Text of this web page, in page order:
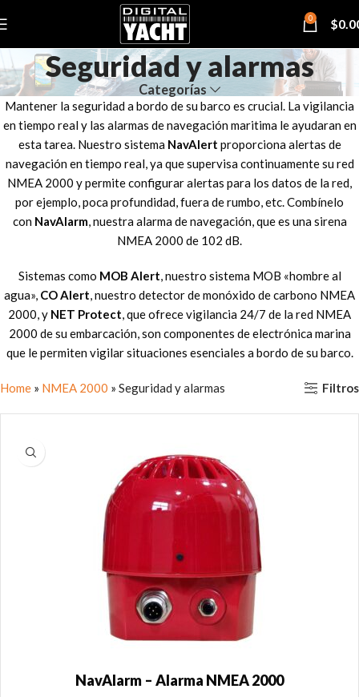
0 $
Seguridad y alarmas
Categorías
Mantener la seguridad a bordo de su barco es crucial. La vigilancia
en tiempo real y las alarmas de navegación maritima le ayudaran en
esta tarea. Nuestro sistema NavAlert proporciona alertas de
navegación en tiempo real, ya que supervisa continuamente su red
NMEA 2000 y permite configurar alertas para los datos de la red,
por ejemplo, poca profundidad, fuera de rumbo, etc. Combínelo
con NavAlarm, nuestra alarma de navegación, que es una sirena
NMEA 2000 de 102 dB.
Sistemas como MOB Alert, nuestro sistema MOB «hombre al
agua», CO Alert, nuestro detector de monóxido de carbono NMEA
2000, y NET Protect, que ofrece vigilancia 24/7 de la red NMEA
2000 de su embarcación, son componentes de electrónica marina
que le permiten vigilar situaciones esenciales a bordo de su barco.
Home » NMEA 2000 » Seguridad y alarmas Filtros
NavAlarm – Alarma NMEA 2000